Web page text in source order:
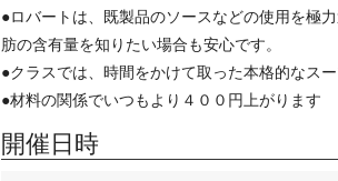
●ロバートは、既製品のソースなどの使用を極
肪の含有量を知りたい場合も安心です。
●クラスでは、時間をかけて取った本格的なス
●材料の関係でいつもより４００円上がります
開催日時